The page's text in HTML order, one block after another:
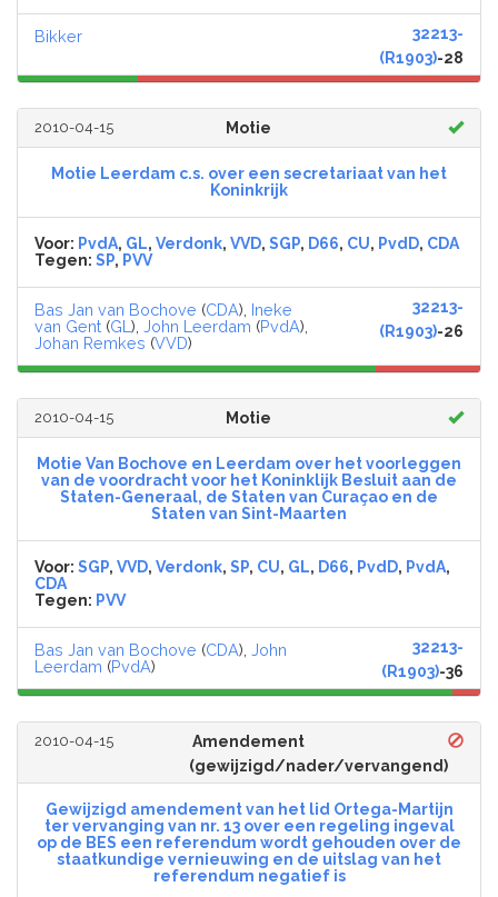
Bikker
32213-
(R1903)-28
2010-04-15 Motie
Motie Leerdam c.s. over een secretariaat van het
Koninkrijk
Voor: PvdA, GL, Verdonk, VVD, SGP, D66, CU, PvdD, CDA
Tegen: SP, PVV
Bas Jan van Bochove (CDA), Ineke
van Gent (GL ), John Leerdam (PvdA),
Johan Remkes (VVD)
32213-
(R1903)-26
2010-04-15 Motie
Motie Van Bochove en Leerdam over het voorleggen
van de voordracht voor het Koninklijk Besluit aan de
Staten-Generaal, de Staten van Curaçao en de
Staten van Sint-Maarten
Voor: SGP, VVD, Verdonk, SP, CU, GL, D66, PvdD, PvdA,
CDA
Tegen: PVV
Bas Jan van Bochove (CDA), John
Leerdam (PvdA)
32213-
(R1903)-36
2010-04-15
Amendement
(gewijzigd/nader/vervangend)
Gewijzigd amendement van het lid Ortega-Martijn
ter vervanging van nr. 13 over een regeling ingeval
op de BES een referendum wordt gehouden over de
staatkundige vernieuwing en de uitslag van het
referendum negatief is